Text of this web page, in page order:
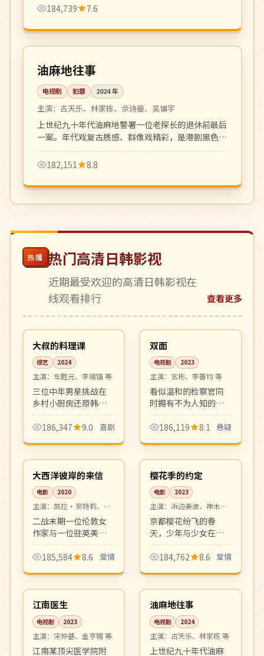
184,739
7.6
中国
完结 全 20 集
油麻地往事
电视剧 犯罪 2024年
主演： 古天乐、林家栋、佘诗曼、吴镇宇
上世纪九十年代油麻地警署一位老探长的退休前最后
一案。年代戏复古质感、群像戏精彩，是港剧黑色犯
罪剧的回归之作。
182,151
8.8
热播 热门高清日韩影视
近期最受欢迎的高清日韩影视在
线观看排行
查看更多
韩国
热播 10:04
大叔的料理课
综艺 2024
主演： 车胜元、李瑞镇 等
三位中年男星挑战在
乡村小厨房还原韩定
食与世界料理，节目
温馨有趣，是观察日
艺。
186,347 9.0 喜剧
韩国
完结 08:57
双面
电视剧 2023
主演： 玄彬、李善均 等
看似温和的检察官同
时拥有不为人知的另
一重身份，他游走在
法律与黑暗之间。
剧，节奏冷峻凌厉。
186,119 8.1 悬疑
英国
高分 99:20
大西洋彼岸的来信
电影 2020
主演： 凯拉·奈特莉、安
德鲁·加菲尔德 等
二战末期一位伦敦女
作家与一位驻英美军
飞行员之间的跨洋书
信往来。年代浪漫片
面与配乐如散文。
185,584 8.6 爱情
日本
4K 99:37
樱花季的约定
电影 2023
主演： 浜边美波、神木隆
之介 等
京都樱花纷飞的春
天，少年与少女在哲
学之道许下五年之
约。清新唯美的日式
和镜头语言令人沉
醉。
184,762 8.6 爱情
韩国
热播 16:07
江南医生
电视剧 2023
主演： 宋仲基、金亨锡 等
江南某顶尖医学院附
中国
完结 20:12
油麻地往事
电视剧 2024
主演： 古天乐、林家栋 等
上世纪九十年代油麻